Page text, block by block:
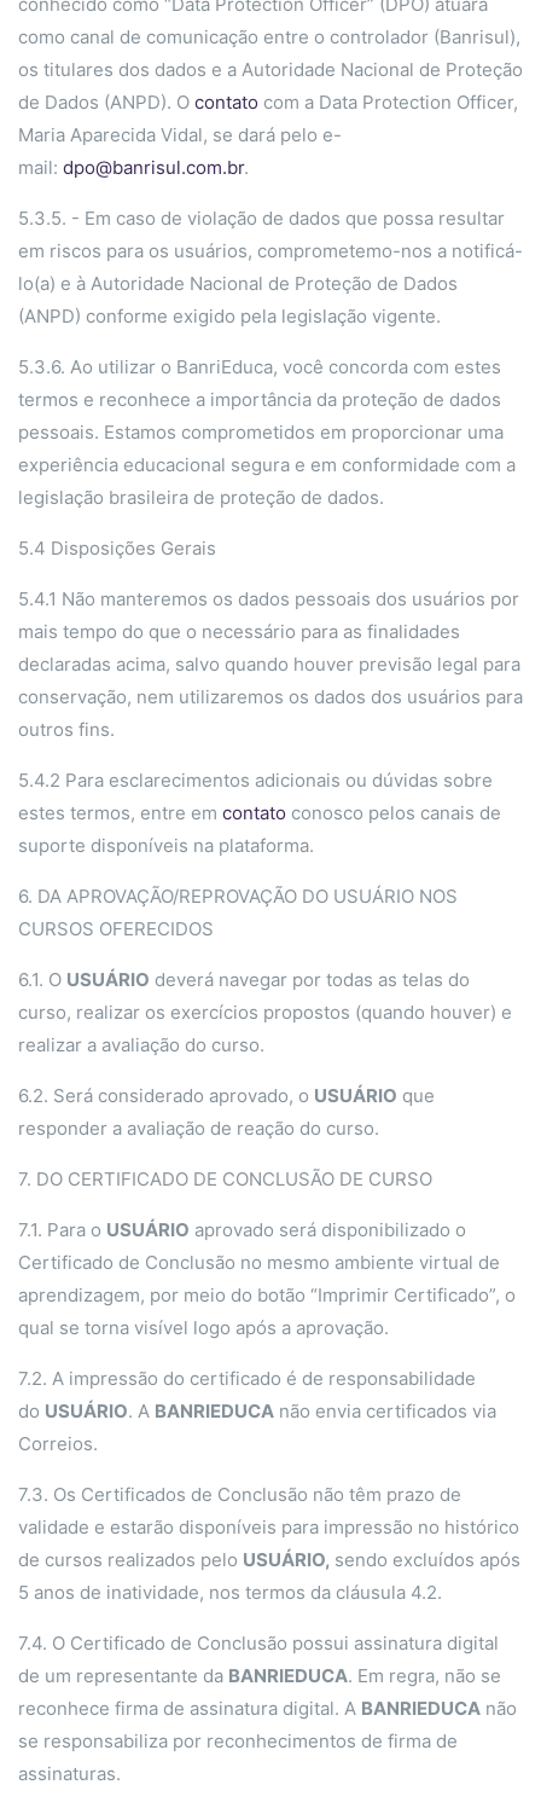
como canal de comunicação entre o controlador (Banrisul),
os titulares dos dados e a Autoridade Nacional de Proteção
de Dados (ANPD). O contato com a Data Protection Officer,
Maria Aparecida Vidal, se dará pelo e-
mail: dpo@banrisul.com.br.
5.3.5. - Em caso de violação de dados que possa resultar
em riscos para os usuários, comprometemo-nos a notificá-
lo(a) e à Autoridade Nacional de Proteção de Dados
(ANPD) conforme exigido pela legislação vigente.
5.3.6. Ao utilizar o BanriEduca, você concorda com estes
termos e reconhece a importância da proteção de dados
pessoais. Estamos comprometidos em proporcionar uma
experiência educacional segura e em conformidade com a
legislação brasileira de proteção de dados.
5.4 Disposições Gerais
5.4.1 Não manteremos os dados pessoais dos usuários por
mais tempo do que o necessário para as finalidades
declaradas acima, salvo quando houver previsão legal para
conservação, nem utilizaremos os dados dos usuários para
outros fins.
5.4.2 Para esclarecimentos adicionais ou dúvidas sobre
estes termos, entre em contato conosco pelos canais de
suporte disponíveis na plataforma.
6. DA APROVAÇÃO/REPROVAÇÃO DO USUÁRIO NOS
CURSOS OFERECIDOS
6.1. O USUÁRIO deverá navegar por todas as telas do
curso, realizar os exercícios propostos (quando houver) e
realizar a avaliação do curso.
6.2. Será considerado aprovado, o USUÁRIO que
responder a avaliação de reação do curso.
7. DO CERTIFICADO DE CONCLUSÃO DE CURSO
7.1. Para o USUÁRIO aprovado será disponibilizado o
Certificado de Conclusão no mesmo ambiente virtual de
aprendizagem, por meio do botão “Imprimir Certificado”, o
qual se torna visível logo após a aprovação.
7.2. A impressão do certificado é de responsabilidade
do USUÁRIO. A BANRIEDUCA não envia certificados via
Correios.
7.3. Os Certificados de Conclusão não têm prazo de
validade e estarão disponíveis para impressão no histórico
de cursos realizados pelo USUÁRIO, sendo excluídos após
5 anos de inatividade, nos termos da cláusula 4.2.
7.4. O Certificado de Conclusão possui assinatura digital
de um representante da BANRIEDUCA. Em regra, não se
reconhece firma de assinatura digital. A BANRIEDUCA não
se responsabiliza por reconhecimentos de firma de
assinaturas.